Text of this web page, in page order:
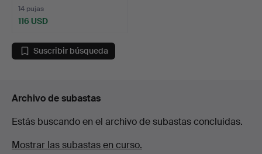
14 pujas
116 USD
Suscribir búsqueda
Archivo de subastas
Estás buscando en el archivo de subastas concluidas.
Mostrar las subastas en curso.